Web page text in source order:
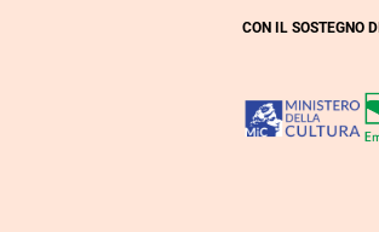
CON IL SOSTEGNO DI